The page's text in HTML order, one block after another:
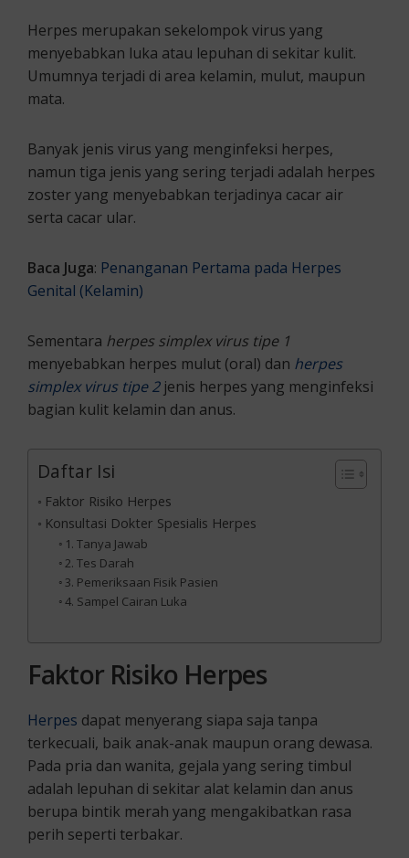
Herpes merupakan sekelompok virus yang
menyebabkan luka atau lepuhan di sekitar kulit.
Umumnya terjadi di area kelamin, mulut, maupun
mata.
Banyak jenis virus yang menginfeksi herpes,
namun tiga jenis yang sering terjadi adalah herpes
zoster yang menyebabkan terjadinya cacar air
serta cacar ular.
Baca Juga: Penanganan Pertama pada Herpes
Genital (Kelamin)
Sementara herpes simplex virus tipe 1
menyebabkan herpes mulut (oral) dan herpes
simplex virus tipe 2jenis herpes yang menginfeksi
bagian kulit kelamin dan anus.
Daftar Isi
Faktor Risiko Herpes
Konsultasi Dokter Spesialis Herpes
1. Tanya Jawab
2. Tes Darah
3. Pemeriksaan Fisik Pasien
4. Sampel Cairan Luka
Faktor Risiko Herpes
Herpes dapat menyerang siapa saja tanpa
terkecuali, baik anak-anak maupun orang dewasa.
Pada pria dan wanita, gejala yang sering timbul
adalah lepuhan di sekitar alat kelamin dan anus
berupa bintik merah yang mengakibatkan rasa
perih seperti terbakar.